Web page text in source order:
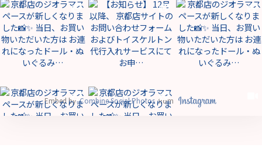
2026年02月01日 2026年01月30日 2026年01月23日
Embed by Combine Social Photos from